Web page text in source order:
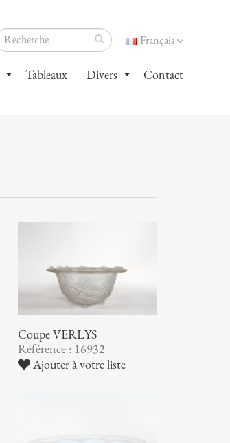
Français
Tableaux Divers Contact
Coupe VERLYS
Référence : 16932
Ajouter à votre liste